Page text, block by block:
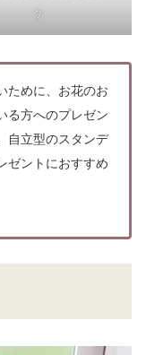
ケ
ために、お花のお
る方へのプレゼン
自立型のスタンデ
ゼントにおすすめ